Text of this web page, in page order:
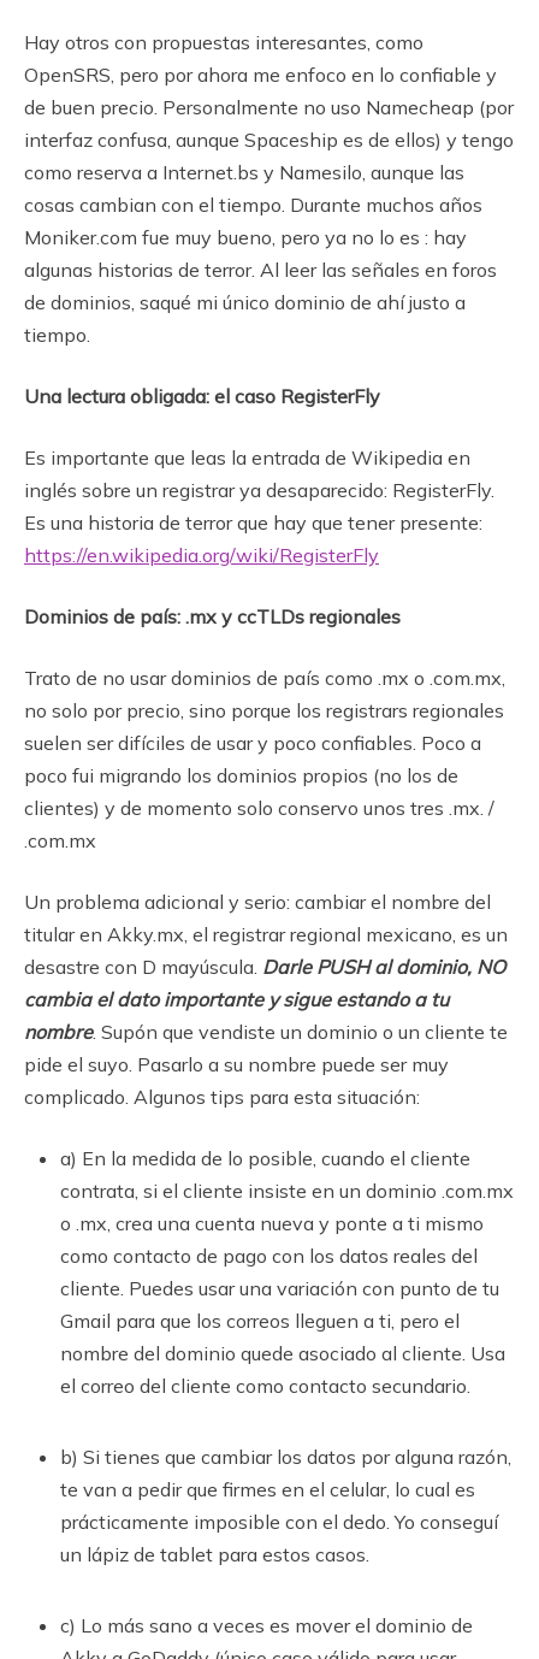
Hay otros con propuestas interesantes, como
OpenSRS, pero por ahora me enfoco en lo confiable y
de buen precio. Personalmente no uso Namecheap (por
interfaz confusa, aunque Spaceship es de ellos) y tengo
como reserva a Internet.bs y Namesilo, aunque las
cosas cambian con el tiempo. Durante muchos años
Moniker.com fue muy bueno, pero ya no lo es : hay
algunas historias de terror. Al leer las señales en foros
de dominios, saqué mi único dominio de ahí justo a
tiempo.
Una lectura obligada: el caso RegisterFly
Es importante que leas la entrada de Wikipedia en
inglés sobre un registrar ya desaparecido: RegisterFly.
Es una historia de terror que hay que tener presente:
https://en.wikipedia.org/wiki/RegisterFly
Dominios de país: .mx y ccTLDs regionales
Trato de no usar dominios de país como .mx o .com.mx,
no solo por precio, sino porque los registrars regionales
suelen ser difíciles de usar y poco confiables. Poco a
poco fui migrando los dominios propios (no los de
clientes) y de momento solo conservo unos tres .mx. /
.com.mx
Un problema adicional y serio: cambiar el nombre del
titular en Akky.mx, el registrar regional mexicano, es un
desastre con D mayúscula. Darle PUSH al dominio, NO
cambia el dato importante y sigue estando a tu
nombre. Supón que vendiste un dominio o un cliente te
pide el suyo. Pasarlo a su nombre puede ser muy
complicado. Algunos tips para esta situación:
a) En la medida de lo posible, cuando el cliente
contrata, si el cliente insiste en un dominio .com.mx
o .mx, crea una cuenta nueva y ponte a ti mismo
como contacto de pago con los datos reales del
cliente. Puedes usar una variación con punto de tu
Gmail para que los correos lleguen a ti, pero el
nombre del dominio quede asociado al cliente. Usa
el correo del cliente como contacto secundario.
b) Si tienes que cambiar los datos por alguna razón,
te van a pedir que firmes en el celular, lo cual es
prácticamente imposible con el dedo. Yo conseguí
un lápiz de tablet para estos casos.
c) Lo más sano a veces es mover el dominio de